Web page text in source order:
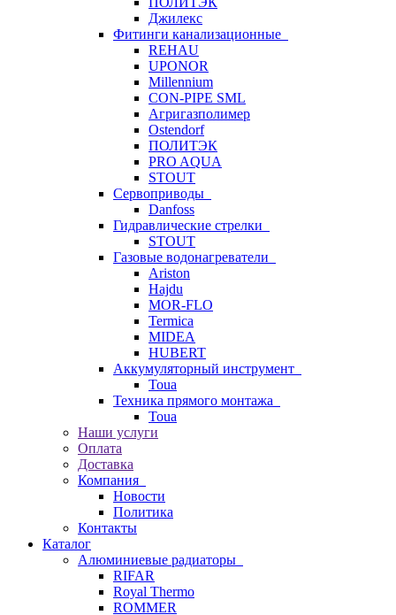
Джилекс
Фитинги канализационные
REHAU
UPONOR
Millennium
CON-PIPE SML
Агригазполимер
Ostendorf
ПОЛИТЭК
PRO AQUA
STOUT
Сервоприводы
Danfoss
Гидравлические стрелки
STOUT
Газовые водонагреватели
Ariston
Hajdu
MOR-FLO
Termica
MIDEA
HUBERT
Аккумуляторный инструмент
Toua
Техника прямого монтажа
Toua
Наши услуги
Оплата
Доставка
Компания
Новости
Политика
Контакты
Каталог
Алюминиевые радиаторы
RIFAR
Royal Thermo
ROMMER